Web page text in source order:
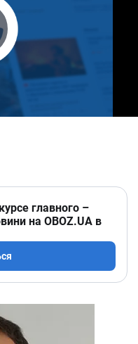
Video
главного –
на OBOZ.UA в